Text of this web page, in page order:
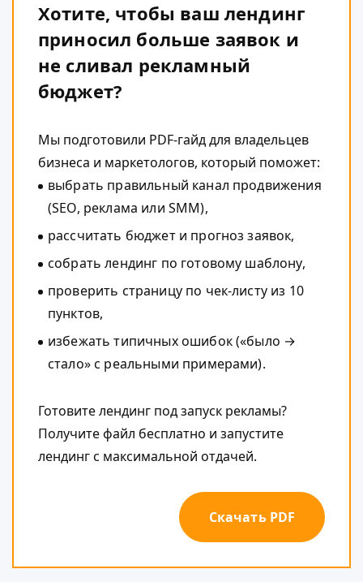
Хотите, чтобы ваш лендинг
приносил больше заявок и
не сливал рекламный
бюджет?
Мы подготовили PDF-гайд для владельцев
бизнеса и маркетологов, который поможет:
выбрать правильный канал продвижения
(SEO, реклама или SMM),
рассчитать бюджет и прогноз заявок,
собрать лендинг по готовому шаблону,
проверить страницу по чек-листу из 10
пунктов,
избежать типичных ошибок («было →
стало» с реальными примерами).
Готовите лендинг под запуск рекламы?
Получите файл бесплатно и запустите
лендинг с максимальной отдачей.
Скачать PDF